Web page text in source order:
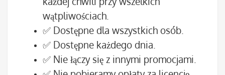
wątpliwościach.
✅ Dostępne dla wszystkich osób.
✅ Dostępne każdego dnia.
✅ Nie łączy się z innymi promocjami.